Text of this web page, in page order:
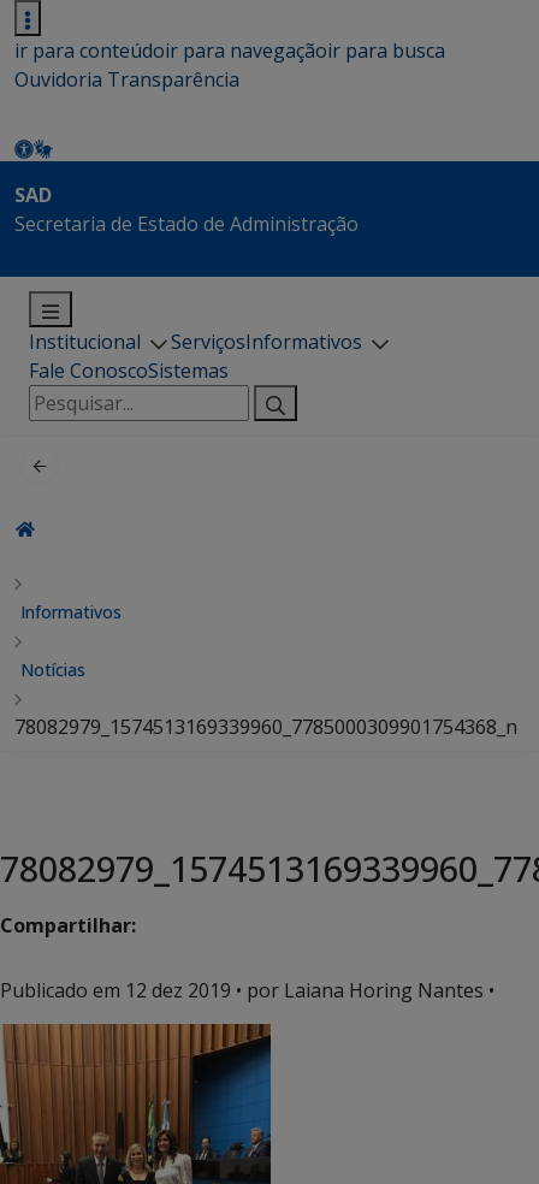
ir para conteúdoir para navegaçãoir para busca
Ouvidoria Transparência
SAD
Secretaria de Estado de Administração
Institucional ServiçosInformativos
Fale ConoscoSistemas
Pesquisar
por:
Informativos
Notícias
78082979_1574513169339960_7785000309901754368_n
Compartilhar:
Publicado em 12 dez 2019 • por Laiana Horing Nantes •